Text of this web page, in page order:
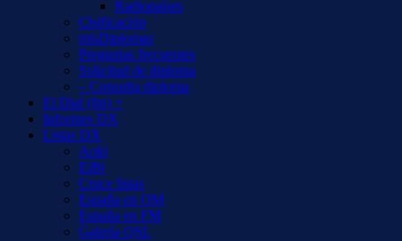
Radiopaíses
Clsificación
misDiplomas
Preguntas frecuentes
Solicitud de diploma
– Consulta diploma
El Dial (fm) +
Informes DX
Listas DX
Aoki
EiBi
Cruce listas
España en OM
España en FM
Galería QSL